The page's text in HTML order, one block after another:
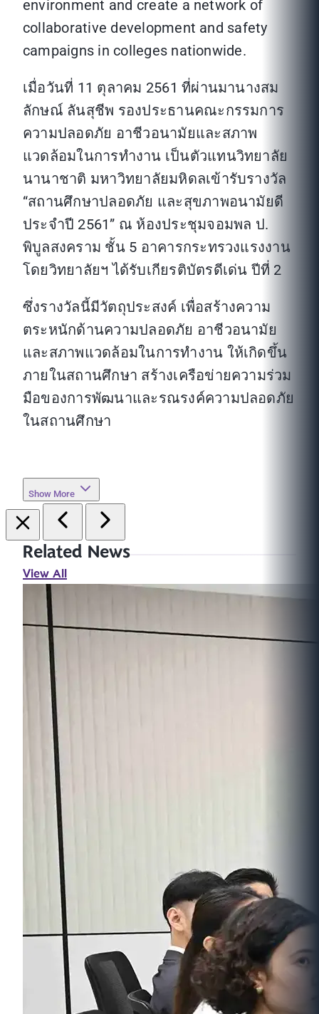
environment and create a network of
collaborative development and safety
campaigns in colleges nationwide.
เมื่อวันที่ 11 ตุลาคม 2561 ที่ผ่านมานางสม
ลักษณ์ ลันสุชีพ รองประธานคณะกรรมการ
ความปลอดภัย อาชีวอนามัยและสภาพ
แวดล้อมในการทำงาน เป็นตัวแทนวิทยาลัย
นานาชาติ มหาวิทยาลัยมหิดลเข้ารับรางวัล
“สถานศึกษาปลอดภัย และสุขภาพอนามัยดี
ประจำปี 2561” ณ ห้องประชุมจอมพล ป.
พิบูลสงคราม ชั้น 5 อาคารกระทรวงแรงงาน
โดยวิทยาลัยฯ ได้รับเกียรติบัตรดีเด่น ปีที่ 2
ซึ่งรางวัลนี้มีวัตถุประสงค์ เพื่อสร้างความ
ตระหนักด้านความปลอดภัย อาชีวอนามัย
และสภาพแวดล้อมในการทำงาน ให้เกิดขึ้น
ภายในสถานศึกษา สร้างเครือข่ายความร่วม
มือของการพัฒนาและรณรงค์ความปลอดภัย
ในสถานศึกษา
Show More
Related News
View All